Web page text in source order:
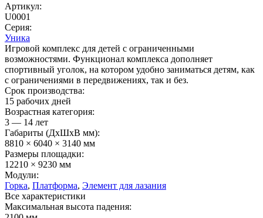
Артикул:
U0001
Серия:
Уника
Игровой комплекс для детей с ограниченными
возможностями. Функционал комплекса дополняет
спортивный уголок, на котором удобно заниматься детям, как
с ограничениями в передвижениях, так и без.
Срок производства:
15 рабочих дней
Возрастная категория:
3 — 14 лет
Габариты (ДхШxВ мм):
8810 × 6040 × 3140 мм
Размеры площадки:
12210 × 9230 мм
Модули:
Горка, Платформа, Элемент для лазания
Все характеристики
Максимальная высота падения: